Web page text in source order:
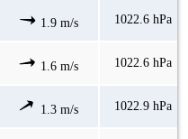
1.9 m/s 1022.6 hPa
1.6 m/s 1022.6 hPa
1.3 m/s 1022.9 hPa